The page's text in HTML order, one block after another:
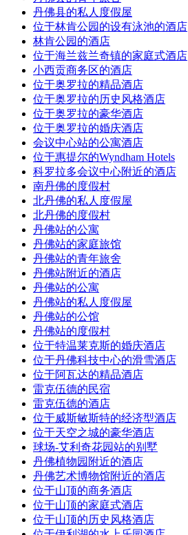
丹佛县的私人度假屋
位于林肯公园的设有泳池的酒店
林肯公园的酒店
位于海兰兹兰奇镇的家庭式酒店
小西贡商务区的酒店
位于奥罗拉的精品酒店
位于奥罗拉的历史风格酒店
位于奥罗拉的豪华酒店
位于奥罗拉的婚庆酒店
会议中心站的公寓酒店
位于惠提尔的Wyndham Hotels
科罗拉多会议中心附近的酒店
南丹佛的度假村
北丹佛的私人度假屋
北丹佛的度假村
丹佛站的公寓
丹佛站的家庭旅馆
丹佛站的青年旅舍
丹佛站附近的酒店
丹佛站的公寓
丹佛站的私人度假屋
丹佛站的公馆
丹佛站的度假村
位于特温莱克斯的婚庆酒店
位于丹佛科技中心的滑雪酒店
位于阿瓦达的精品酒店
雷克伍德的民宿
雷克伍德的酒店
位于威斯敏斯特的经济型酒店
位于天空之城的豪华酒店
球场-艾利奇花园站的别墅
丹佛植物园附近的酒店
丹佛艺术博物馆附近的酒店
位于山顶的商务酒店
位于山顶的家庭式酒店
位于山顶的历史风格酒店